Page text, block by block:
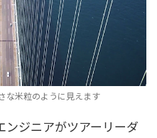
な米粒のように見えます
ジニアがツアーリーダ